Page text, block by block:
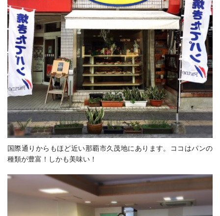
国際通りからもほど近い那覇市久茂地にあります。ココはパンの
種類が豊富！しかも美味い！